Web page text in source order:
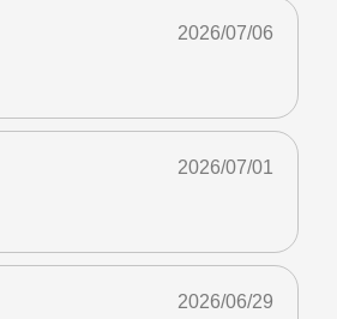
2026/07/06
2026/07/01
2026/06/29